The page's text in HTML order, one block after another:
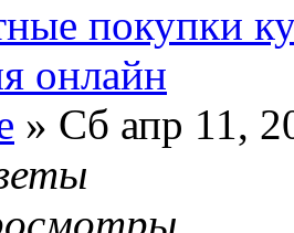
покупки
онлайн
» Сб апр 11,